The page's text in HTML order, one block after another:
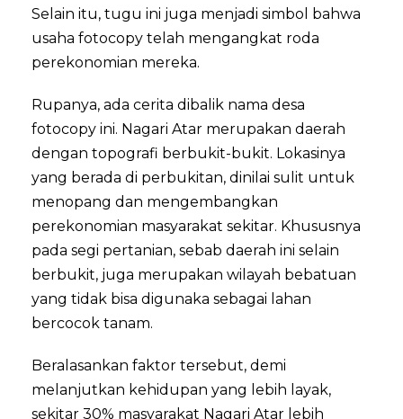
Selain itu, tugu ini juga menjadi simbol bahwa
usaha fotocopy telah mengangkat roda
perekonomian mereka.
Rupanya, ada cerita dibalik nama desa
fotocopy ini. Nagari Atar merupakan daerah
dengan topografi berbukit-bukit. Lokasinya
yang berada di perbukitan, dinilai sulit untuk
menopang dan mengembangkan
perekonomian masyarakat sekitar. Khususnya
pada segi pertanian, sebab daerah ini selain
berbukit, juga merupakan wilayah bebatuan
yang tidak bisa digunaka sebagai lahan
bercocok tanam.
Beralasankan faktor tersebut, demi
melanjutkan kehidupan yang lebih layak,
sekitar 30% masyarakat Nagari Atar lebih